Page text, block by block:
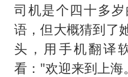
司机是个四十多
语，但大概猜到了
头，用手机翻译
看："欢迎来到上海